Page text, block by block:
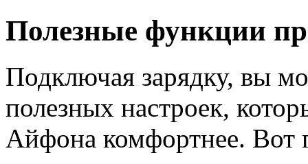
Полезные функции
Подключая зарядку, вы
полезных настроек,
Айфона комфортнее. Вот